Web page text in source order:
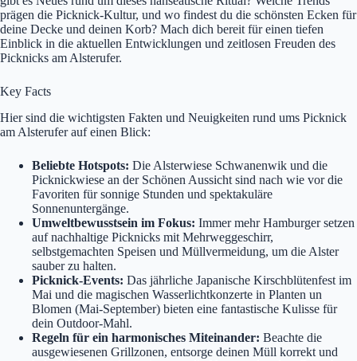
prägen die Picknick-Kultur, und wo findest du die schönsten Ecken für
deine Decke und deinen Korb? Mach dich bereit für einen tiefen
Einblick in die aktuellen Entwicklungen und zeitlosen Freuden des
Picknicks am Alsterufer.
Key Facts
Hier sind die wichtigsten Fakten und Neuigkeiten rund ums Picknick
am Alsterufer auf einen Blick:
Beliebte Hotspots: Die Alsterwiese Schwanenwik und die
Picknickwiese an der Schönen Aussicht sind nach wie vor die
Favoriten für sonnige Stunden und spektakuläre
Sonnenuntergänge.
Umweltbewusstsein im Fokus: Immer mehr Hamburger setzen
auf nachhaltige Picknicks mit Mehrweggeschirr,
selbstgemachten Speisen und Müllvermeidung, um die Alster
sauber zu halten.
Picknick-Events: Das jährliche Japanische Kirschblütenfest im
Mai und die magischen Wasserlichtkonzerte in Planten un
Blomen (Mai-September) bieten eine fantastische Kulisse für
dein Outdoor-Mahl.
Regeln für ein harmonisches Miteinander: Beachte die
ausgewiesenen Grillzonen, entsorge deinen Müll korrekt und